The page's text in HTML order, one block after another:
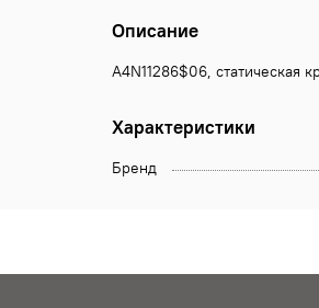
Описание
A4N11286$06, статическая
Характеристики
Бренд